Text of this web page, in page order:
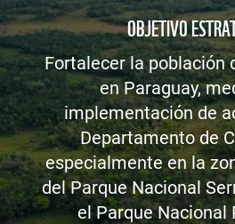
OBJETIVO
Fortalecer la población
en Paraguay,
implementación de
Departamento de
especialmente en la
del Parque Nacional
el Parque Nacional